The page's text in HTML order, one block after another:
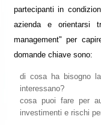
partecipanti in
azienda e orientarsi
management" per
domande chiave sono:
di cosa ha bisogno
interessano?
cosa puoi fare per
investimenti e rischi